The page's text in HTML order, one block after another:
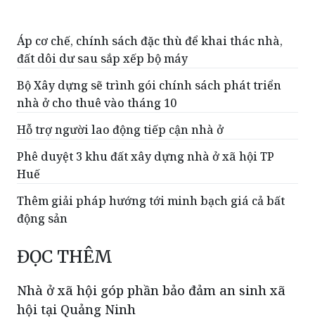
Áp cơ chế, chính sách đặc thù để khai thác nhà,
đất dôi dư sau sắp xếp bộ máy
Bộ Xây dựng sẽ trình gói chính sách phát triển
nhà ở cho thuê vào tháng 10
Hỗ trợ người lao động tiếp cận nhà ở
Phê duyệt 3 khu đất xây dựng nhà ở xã hội TP
Huế
Thêm giải pháp hướng tới minh bạch giá cả bất
động sản
ĐỌC THÊM
Nhà ở xã hội góp phần bảo đảm an sinh xã
hội tại Quảng Ninh